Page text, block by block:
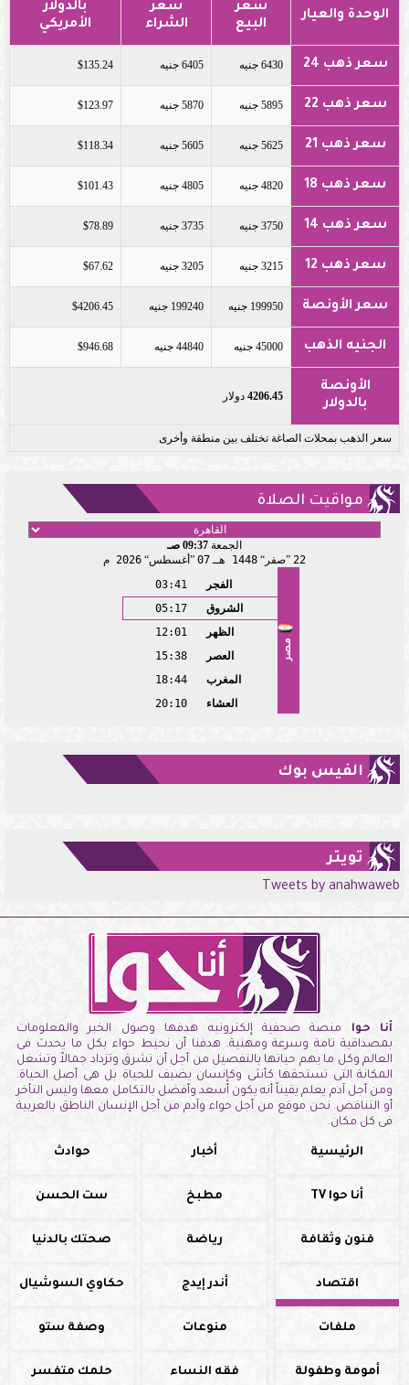
الوحدة والعيار
سعر
البيع
سعر
الشراء
بالدولار
الأمريكي
سعر ذهب 24 6430 جنيه 6405 جنيه $135.24
سعر ذهب 22 5895 جنيه 5870 جنيه $123.97
سعر ذهب 21 5625 جنيه 5605 جنيه $118.34
سعر ذهب 18 4820 جنيه 4805 جنيه $101.43
سعر ذهب 14 3750 جنيه 3735 جنيه $78.89
سعر ذهب 12 3215 جنيه 3205 جنيه $67.62
سعر الأونصة 199950 جنيه 199240 جنيه $4206.45
الجنيه الذهب 45000 جنيه 44840 جنيه $946.68
الأونصة
بالدولار
4206.45 دولار
سعر الذهب بمحلات الصاغة تختلف بين منطقة وأخرى
مواقيت الصلاة
الجمعة 09:37 صـ
22 صفر 1448 هـ 07 أغسطس 2026 م
مصر
الفجر
03:41
الشروق
05:17
الظهر
12:01
العصر
15:38
المغرب
18:44
العشاء
20:10
الفيس بوك
تويتر
Tweets by anahwaweb
أنا حوا منصة صحفية إلكترونيه هدفها وصول الخبر والمعلومات
بمصداقية تامة وسرعة ومهنية. هدفنا أن نحيط حواء بكل ما يحدث فى
العالم وكل ما يهم حياتها بالتفصيل من أجل أن تشرق وتزداد جمالاً وتشغل
المكانة التى تستحقها كأنثى وكإنسان يضيف للحياة بل هى أصل الحياة.
ومن أجل آدم يعلم يقيناً أنه يكون أسعد وأفضل بالتكامل معها وليس التأخر
أو التناقض. نحن موقع من أجل حواء وآدم من أجل الإنسان الناطق بالعربية
فى كل مكان.
الرئيسية أخبار حوادث
أنا حوا TV مطبخ ست الحسن
فنون وثقافة رياضة صحتك بالدنيا
اقتصاد أندر إيدج حكاوي السوشيال
ملفات منوعات وصفة ستو
أمومة وطفولة فقه النساء حلمك متفسر